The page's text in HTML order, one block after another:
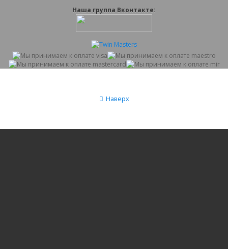
Наша группа Вконтакте:
Наверх